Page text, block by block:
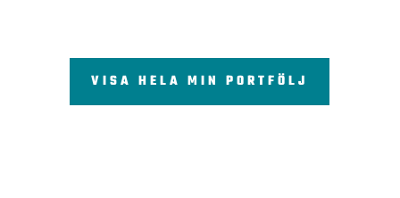
VISA HELA MIN PORTFÖLJ